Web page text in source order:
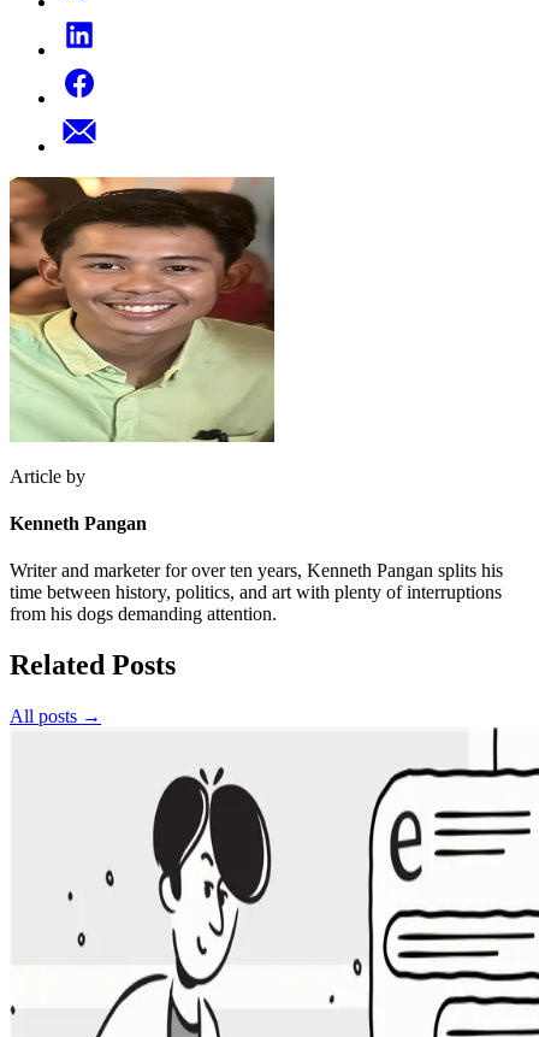
Article by
Kenneth Pangan
Writer and marketer for over ten years, Kenneth Pangan splits his
time between history, politics, and art with plenty of interruptions
from his dogs demanding attention.
Related Posts
All posts →